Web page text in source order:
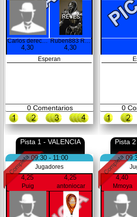
Carlos derecha
4,30
Ruben883 REVES
4,30
Esperan
0Comentarios 0
Pista 1 - VALENCIA
09:30 - 11:00
Jugadores
4,25
Puig
4,25
antoniocar
Pista
4,40
Mmoya